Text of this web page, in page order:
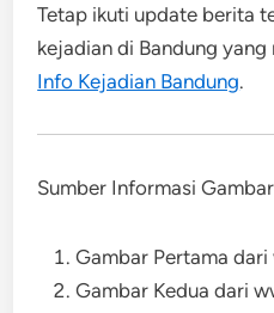
Tetap ikuti update berita
kejadian di Bandung yang
Info Kejadian Bandung.
Sumber Informasi
Gambar Pertama
Gambar Kedua dari